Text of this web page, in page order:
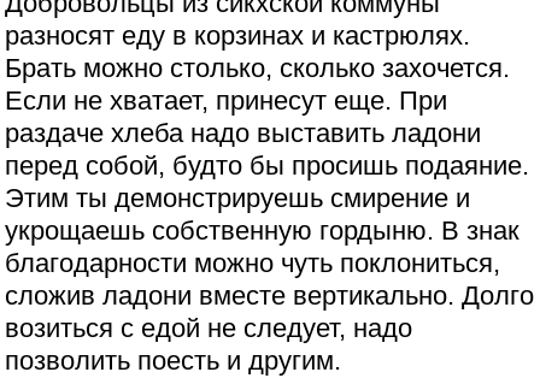
разносят еду в корзинах и кастрюлях.
Брать можно столько, сколько захочется.
Если не хватает, принесут еще. При
раздаче хлеба надо выставить ладони
перед собой, будто бы просишь подаяние.
Этим ты демонстрируешь смирение и
укрощаешь собственную гордыню. В знак
благодарности можно чуть поклониться,
сложив ладони вместе вертикально. Долго
возиться с едой не следует, надо
позволить поесть и другим.